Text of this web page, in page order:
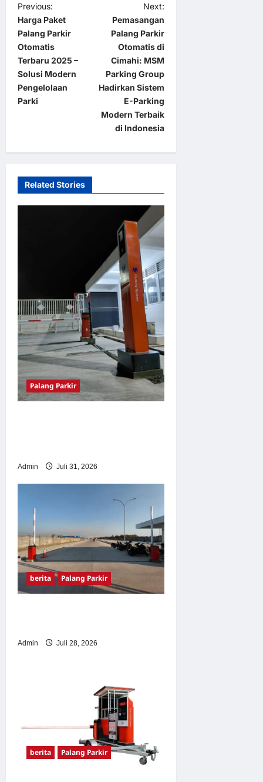
P
o
s
t
n
a
g
t
i
Previous:
Harga Paket
Palang Parkir
Otomatis
Terbaru 2025 –
Solusi Modern
Pengelolaan
Parki
Next:
Pemasangan
Palang Parkir
Otomatis di
Cimahi: MSM
Parking Group
Hadirkan Sistem
E-Parking
Modern Terbaik
di Indonesia
Related Stories
Palang Parkir
Admin Juli 31, 2026
berita Palang Parkir
Admin Juli 28, 2026
berita Palang Parkir